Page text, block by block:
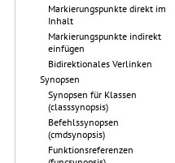
Markierungspunkte direkt im
Inhalt
Markierungspunkte indirekt
einfügen
Bidirektionales Verlinken
Synopsen
Synopsen für Klassen
(classsynopsis)
Befehlssynopsen
(cmdsynopsis)
Funktionsreferenzen